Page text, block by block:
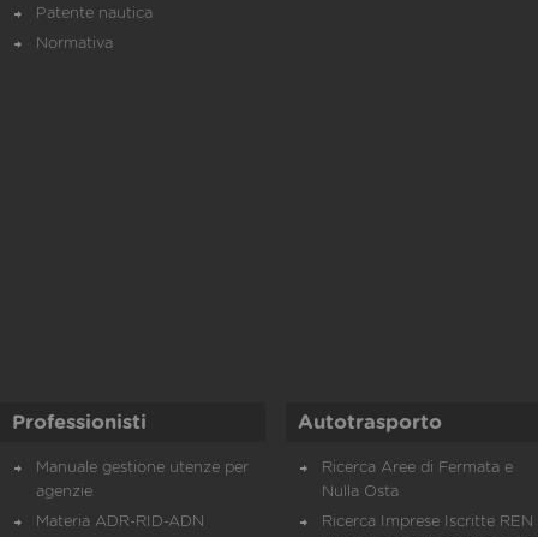
Patente nautica
Normativa
Professionisti
Manuale gestione utenze per
agenzie
Materia ADR-RID-ADN
Autotrasporto
Ricerca Aree di Fermata e
Nulla Osta
Ricerca Imprese Iscritte REN